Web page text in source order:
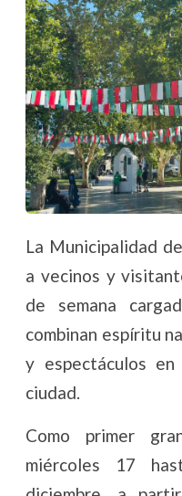
La Municipalidad
a vecinos y
de semana
combinan espíritu
y espectáculos
ciudad.
Como primer
miércoles 17